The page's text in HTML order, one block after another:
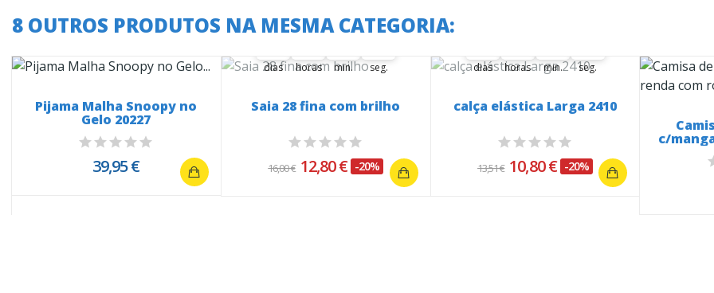
8 OUTROS PRODUTOS NA MESMA CATEGORIA:
Pijama Malha Snoopy no
Gelo 20227
39,95 €
37
37
00
dias
07
07
00
horas
19
19
00
min.
48
48
49
seg.
Saia 28 fina com brilho
16,00 € 12,80 € -20%
dias horas min. seg.
calça elástica Larga 2410
13,51 € 10,80 € -20%
c/